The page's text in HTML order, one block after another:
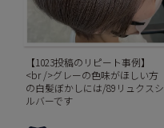
【1023投稿のリピート事例】
<br />グレーの色味がほしい方
の白髪ぼかしには/89リュクスシ
ルバーです